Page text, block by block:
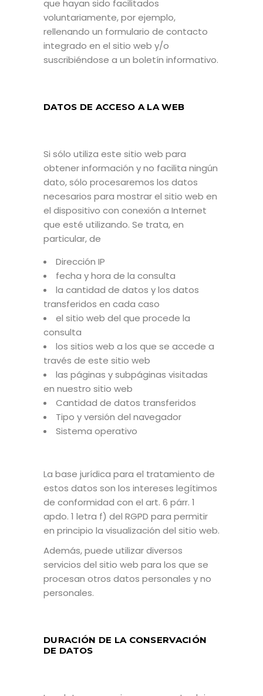
que hayan sido facilitados
voluntariamente, por ejemplo,
rellenando un formulario de contacto
integrado en el sitio web y/o
suscribiéndose a un boletín informativo.
DATOS DE ACCESO A LA WEB
Si sólo utiliza este sitio web para
obtener información y no facilita ningún
dato, sólo procesaremos los datos
necesarios para mostrar el sitio web en
el dispositivo con conexión a Internet
que esté utilizando. Se trata, en
particular, de
Dirección IP
fecha y hora de la consulta
la cantidad de datos y los datos
transferidos en cada caso
el sitio web del que procede la
consulta
los sitios web a los que se accede a
través de este sitio web
las páginas y subpáginas visitadas
en nuestro sitio web
Cantidad de datos transferidos
Tipo y versión del navegador
Sistema operativo
La base jurídica para el tratamiento de
estos datos son los intereses legítimos
de conformidad con el art. 6 párr. 1
apdo. 1 letra f) del RGPD para permitir
en principio la visualización del sitio web.
Además, puede utilizar diversos
servicios del sitio web para los que se
procesan otros datos personales y no
personales.
DURACIÓN DE LA CONSERVACIÓN
DE DATOS